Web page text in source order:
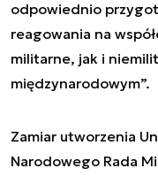
odpowiednio
reagowania na
militarne, jak i
międzynarodowym”.
Zamiar utworzenia
Narodowego Rada